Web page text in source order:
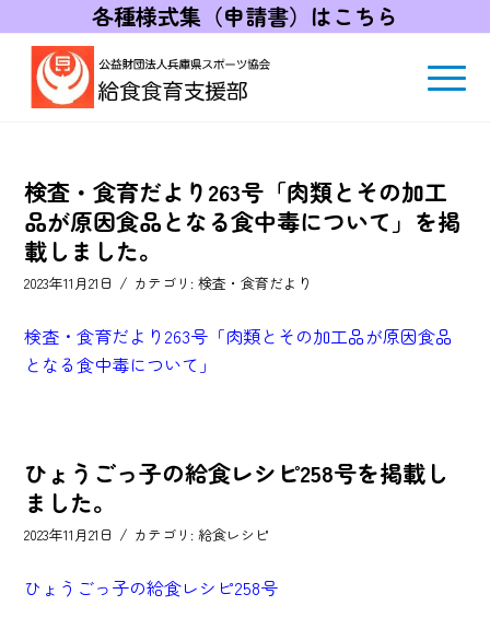
各種様式集（申請書）はこちら
検査・食育だより263号「肉類とその加工
品が原因食品となる食中毒について」を掲
載しました。
2023年11月21日 / カテゴリ:検査・食育だより
検査・食育だより263号「肉類とその加工品が原因食品
となる食中毒について」
ひょうごっ子の給食レシピ258号を掲載し
ました。
2023年11月21日 / カテゴリ:給食レシピ
ひょうごっ子の給食レシピ258号